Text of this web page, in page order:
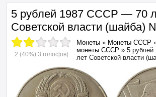
5 рублей 1987 СССР — 70
Советской власти (шайба)
2 (40%) 3 голос[ов]
Монеты » Монеты СССР
монеты СССР » 5
лет Советской власти